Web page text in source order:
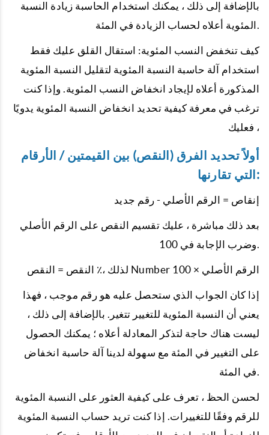
بالإضافة إلى ذلك ، يمكنك استخدام الحاسبة زيادة النسبة
المئوية أعلاه لحساب الزيادة في المئة.
كيف تنخفض النسب المئوية: استقال القلق عليك فقط
استخدام آلة حاسبة النسبة المئوية لتقليل النسبة المئوية
المذكورة أعلاه لإيجاد انخفاض النسب المئوية. وإذا كنت
ترغب في معرفة كيفية تحديد انخفاض النسبة المئوية يدويًا
، فعليك
أولاً تحديد الفرق (النقص) بين القيمتين / الأرقام
التي تقارنها:
إنقاص = الرقم الأصلي - رقم جديد
بعد ذلك مباشرة ، عليك تقسيم النقص على الرقم الأصلي
وضرب الإجابة في 100.
لذلك ،٪ النقص = النقص Number الرقم الأصلي × 100
إذا كان الجواب الذي ستحصل عليه هو رقم موجب ، فهذا
يعني أن النسبة المئوية للتغيير تتغير. بالإضافة إلى ذلك ،
ليست هناك حاجة لتذكر المعادلة أعلاه ؛ يمكنك الحصول
على التغيير في المئة مع سهولة لدينا آلة حاسبة انخفاض
في المئة.
لحسن الحظ ، تعرف على كيفية العثور على النسبة المئوية
للرقم وفقًا للتغييرات. إذا كنت تريد حساب النسبة المئوية